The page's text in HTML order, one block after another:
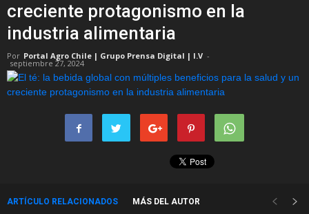
creciente protagonismo en la
industria alimentaria
Por Portal Agro Chile | Grupo Prensa Digital | I.V -
septiembre 27, 2024
ARTÍCULO RELACIONADOS MÁS DEL AUTOR